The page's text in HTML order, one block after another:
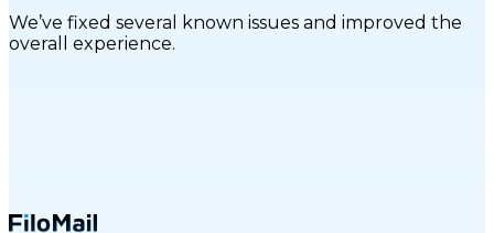
We’ve fixed several known issues and improved the
overall experience.